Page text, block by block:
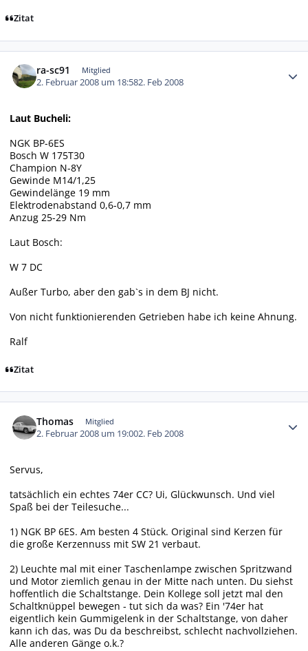
Zitat
ra-sc91 Mitglied
2. Februar 2008 um 18:582. Feb 2008
Laut Bucheli:
NGK BP-6ES
Bosch W 175T30
Champion N-8Y
Gewinde M14/1,25
Gewindelänge 19 mm
Elektrodenabstand 0,6-0,7 mm
Anzug 25-29 Nm
Laut Bosch:
W 7 DC
Außer Turbo, aber den gab`s in dem BJ nicht.
Von nicht funktionierenden Getrieben habe ich keine Ahnung.
Ralf
Zitat
Thomas Mitglied
2. Februar 2008 um 19:002. Feb 2008
Servus,
tatsächlich ein echtes 74er CC? Ui, Glückwunsch. Und viel
Spaß bei der Teilesuche...
1) NGK BP 6ES. Am besten 4 Stück. Original sind Kerzen für
die große Kerzennuss mit SW 21 verbaut.
2) Leuchte mal mit einer Taschenlampe zwischen Spritzwand
und Motor ziemlich genau in der Mitte nach unten. Du siehst
hoffentlich die Schaltstange. Dein Kollege soll jetzt mal den
Schaltknüppel bewegen - tut sich da was? Ein '74er hat
eigentlich kein Gummigelenk in der Schaltstange, von daher
kann ich das, was Du da beschreibst, schlecht nachvollziehen.
Alle anderen Gänge o.k.?